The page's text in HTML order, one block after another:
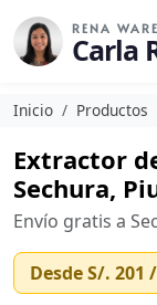
RENA WARE
Carla
Inicio Productos
Extractor
Sechura,
Envío gratis a
DesdeS/. 201